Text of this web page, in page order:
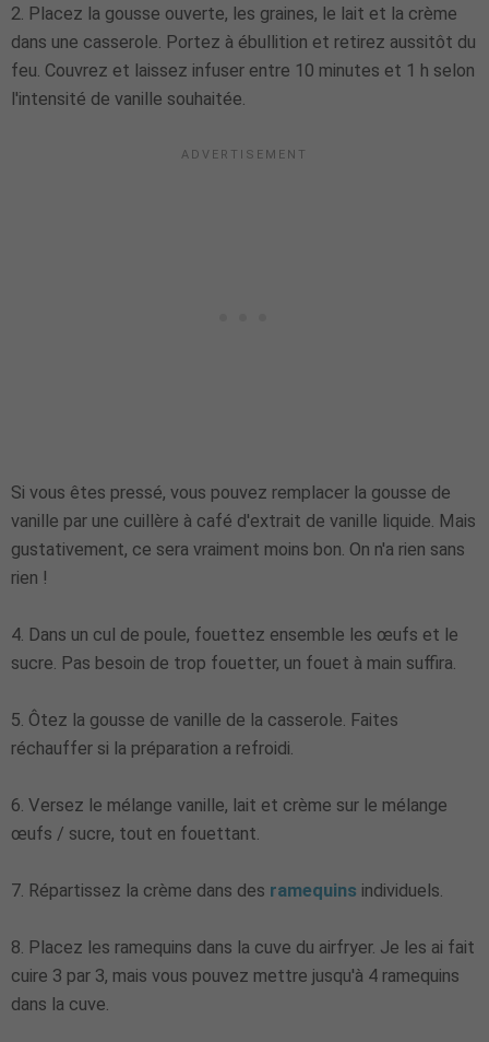
2. Placez la gousse ouverte, les graines, le lait et la crème
dans une casserole. Portez à ébullition et retirez aussitôt du
feu. Couvrez et laissez infuser entre 10 minutes et 1 h selon
l'intensité de vanille souhaitée.
Si vous êtes pressé, vous pouvez remplacer la gousse de
vanille par une cuillère à café d'extrait de vanille liquide. Mais
gustativement, ce sera vraiment moins bon. On n'a rien sans
rien !
4. Dans un cul de poule, fouettez ensemble les œufs et le
sucre. Pas besoin de trop fouetter, un fouet à main suffira.
5. Ôtez la gousse de vanille de la casserole. Faites
réchauffer si la préparation a refroidi.
6. Versez le mélange vanille, lait et crème sur le mélange
œufs / sucre, tout en fouettant.
7. Répartissez la crème dans des ramequins individuels.
8. Placez les ramequins dans la cuve du airfryer. Je les ai fait
cuire 3 par 3, mais vous pouvez mettre jusqu'à 4 ramequins
dans la cuve.